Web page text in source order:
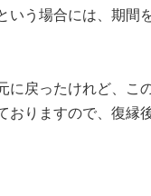
いう場合には、期間
に戻ったけれど、こ
おりますので、復縁